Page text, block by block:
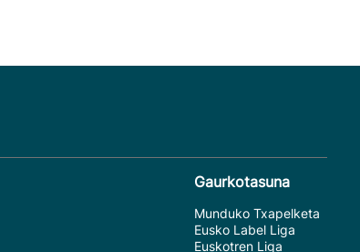
Gaurkotasuna
Munduko Txapelketa
Eusko Label Liga
Euskotren Liga